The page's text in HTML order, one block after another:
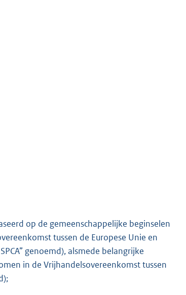
op de gemeenschappelijke beginselen
tussen de Europese Unie en
genoemd), alsmede belangrijke
in de Vrijhandelsovereenkomst tussen